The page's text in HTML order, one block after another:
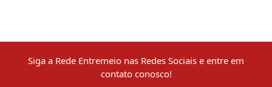
Siga a Rede Entremeio nas Redes Sociais e entre em
contato conosco!